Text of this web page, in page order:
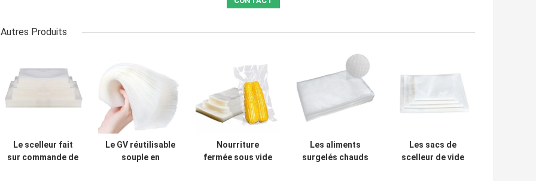
Autres Produits
Le scelleur fait
sur commande de
Le GV réutilisable
souple en
Nourriture
fermée sous vide
Les aliments
surgelés chauds
Les sacs de
scelleur de vide